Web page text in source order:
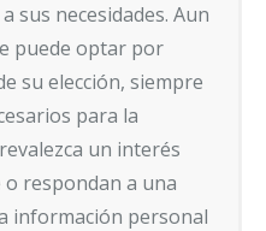
sus necesidades. Aun
puede optar por
su elección, siempre
para la
un interés
respondan a una
información personal